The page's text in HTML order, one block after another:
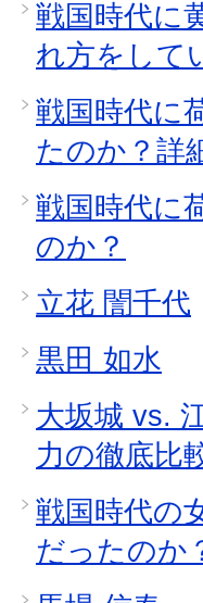
戦国時代に
れ方をして
戦国時代に
たのか？詳
戦国時代に
のか？
立花 誾千代
黒田 如水
大坂城 vs.
力の徹底比
戦国時代の
だったのか